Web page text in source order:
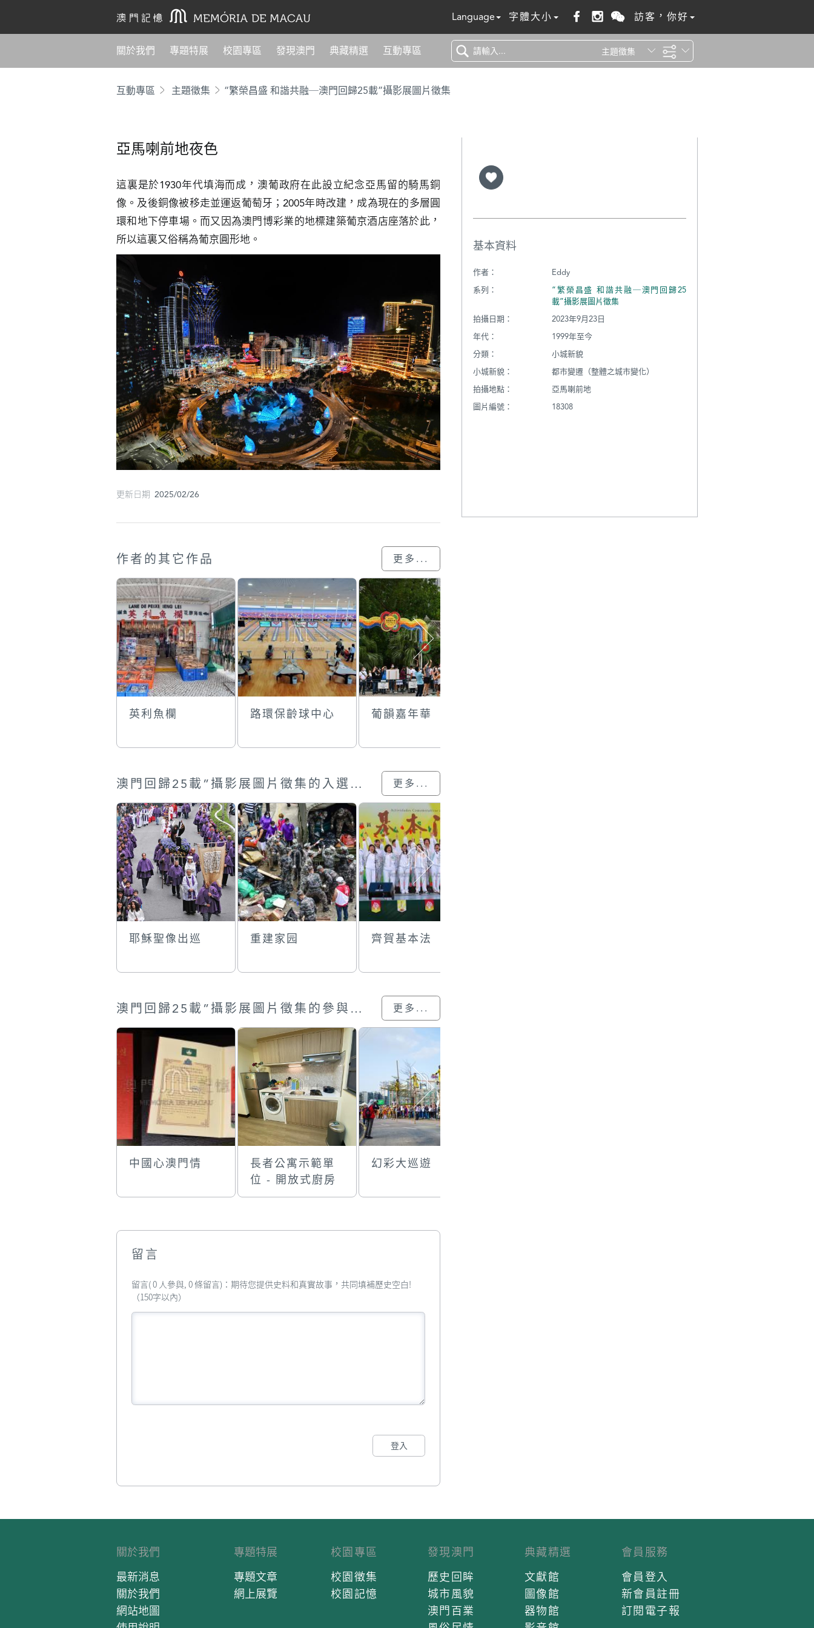
Language 字體大小 訪客，你好
關於我們 專題特展 校園專區 發現澳門 典藏精選 互動專區 主題徵集
互動專區 主題徵集 “繁榮昌盛 和諧共融─澳門回歸25載”攝影展圖片徵集
亞馬喇前地夜色
這裏是於1930年代填海而成，澳葡政府在此設立紀念亞馬留的騎馬銅
像。及後銅像被移走並運返葡萄牙；2005年時改建，成為現在的多層圓
環和地下停車場。而又因為澳門博彩業的地標建築葡京酒店座落於此，
所以這裏又俗稱為葡京圓形地。
更新日期 2025/02/26
作者的其它作品 更多...
英利魚欄 路環保齡球中心 葡韻嘉年華
澳門回歸25載”攝影展圖片徵集的入選作品 更多...
耶穌聖像出巡 重建家园 齊賀基本法
澳門回歸25載”攝影展圖片徵集的參與作品 更多...
中國心澳門情
長者公寓示範單
位 - 開放式廚房
幻彩大巡遊
留言
留言( 0 人參與, 0 條留言)：期待您提供史料和真實故事，共同填補歷史空白!
（150字以內）
登入
基本資料
作者：
Eddy
系列：
“繁榮昌盛 和諧共融─澳門回歸25
載”攝影展圖片徵集
拍攝日期：
2023年9月23日
年代：
1999年至今
分類：
小城新貌
小城新貌：
都市變遷（整體之城市變化）
拍攝地點：
亞馬喇前地
圖片編號：
18308
關於我們
最新消息
關於我們
網站地圖
專題特展
專題文章
網上展覽
校園專區
校園徵集
校園記憶
發現澳門
歷史回眸
城市風貌
澳門百業
典藏精選
文獻館
圖像館
器物館
會員服務
會員登入
新會員註冊
訂閱電子報